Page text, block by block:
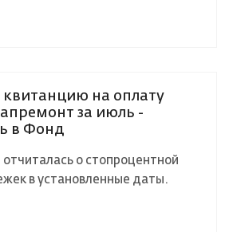
квитанцию на оплату
за июль -
в Фонд
о стопроцентной
в установленные даты.